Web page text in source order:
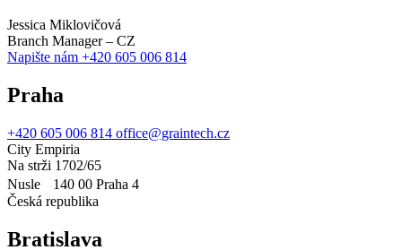
Jessica Miklovičová
Branch Manager – CZ
Napište nám +420 605 006 814
Praha
+420 605 006 814 office@graintech.cz
City Empiria
Na strži 1702/65
Nusle 140 00 Praha 4
Česká republika
Bratislava